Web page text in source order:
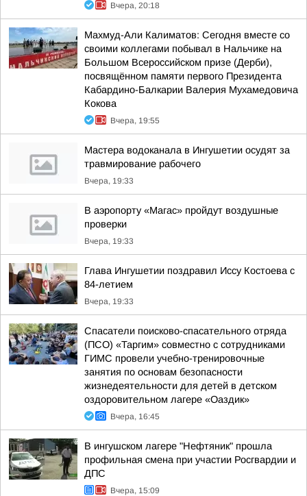
Вчера, 20:18
Махмуд-Али Калиматов: Сегодня вместе со
своими коллегами побывал в Нальчике на
Большом Всероссийском призе (Дерби),
посвящённом памяти первого Президента
Кабардино-Балкарии Валерия Мухамедовича
Кокова
Вчера, 19:55
Мастера водоканала в Ингушетии осудят за
травмирование рабочего
Вчера, 19:33
В аэропорту «Магас» пройдут воздушные
проверки
Вчера, 19:33
Глава Ингушетии поздравил Иссу Костоева с
84-летием
Вчера, 19:33
Спасатели поисково-спасательного отряда
(ПСО) «Таргим» совместно с сотрудниками
ГИМС провели учебно-тренировочные
занятия по основам безопасности
жизнедеятельности для детей в детском
оздоровительном лагере «Оаздик»
Вчера, 16:45
В ингушском лагере "Нефтяник" прошла
профильная смена при участии Росгвардии и
ДПС
Вчера, 15:09